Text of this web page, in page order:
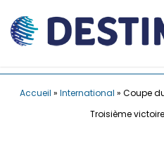
Accueil » International » Coupe
Troisième